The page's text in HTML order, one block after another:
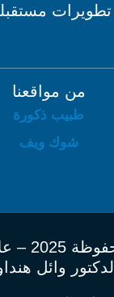
تطويرات
من مواقعنا
طبيب ذكورة
شوك ويف
جميع
لدكتور وائل